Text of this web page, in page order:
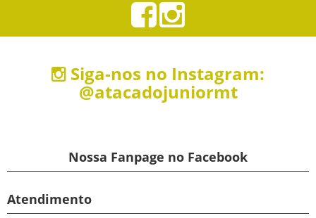
Siga-nos no Instagram:
@atacadojuniormt
Nossa Fanpage no Facebook
Atendimento